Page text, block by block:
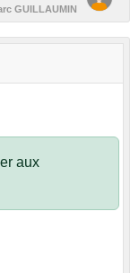
GUILLAUMIN
aux